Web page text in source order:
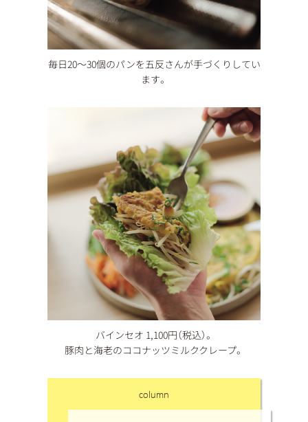
毎日20〜30個のパンを五反さんが手づくりしてい
ます。
バインセオ 1,100円（税込）。
豚肉と海老のココナッツミルククレープ。
column